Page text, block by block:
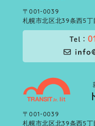
〒001-0039
札幌市北区北39条西5丁
Tel：
〒001-0039
札幌市北区北39条西5丁